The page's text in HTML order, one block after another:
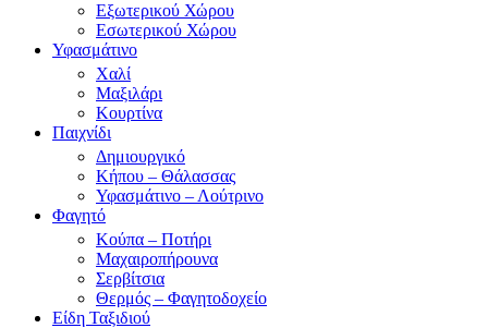
Εξωτερικού Χώρου
Εσωτερικού Χώρου
Υφασμάτινο
Χαλί
Μαξιλάρι
Κουρτίνα
Παιχνίδι
Δημιουργικό
Κήπου – Θάλασσας
Υφασμάτινο – Λούτρινο
Φαγητό
Κούπα – Ποτήρι
Μαχαιροπήρουνα
Σερβίτσια
Θερμός – Φαγητοδοχείο
Είδη Ταξιδιού